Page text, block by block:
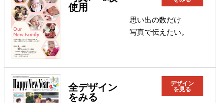
使用
思い出の数だけ
写真で伝えたい。
全デザイン
をみる
デザイン
を見る